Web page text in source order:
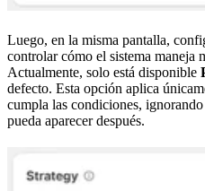
Luego, en la misma pantalla,
controlar cómo el sistema maneja
Actualmente, solo está disponible
defecto. Esta opción aplica
cumpla las condiciones,
pueda aparecer después.